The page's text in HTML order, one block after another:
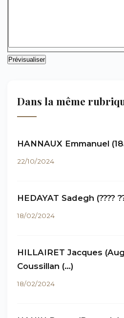
Dans la même
HANNAUX Emmanuel
22/10/2024
HEDAYAT Sadegh (????
18/02/2024
HILLAIRET Jacques
Coussillan (…)
18/02/2024